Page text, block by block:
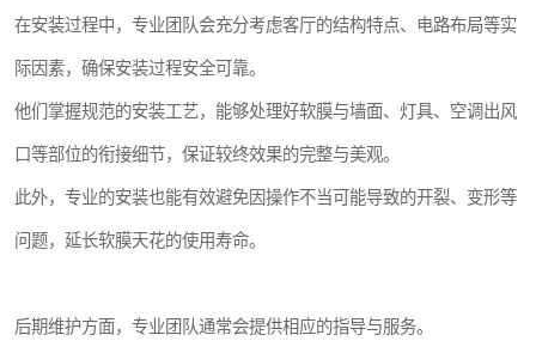
在安装过程中，专业团队会充分考虑客厅的结构特点、电路布局等实
际因素，确保安装过程安全可靠。
他们掌握规范的安装工艺，能够处理好软膜与墙面、灯具、空调出风
口等部位的衔接细节，保证较终效果的完整与美观。
此外，专业的安装也能有效避免因操作不当可能导致的开裂、变形等
问题，延长软膜天花的使用寿命。
后期维护方面，专业团队通常会提供相应的指导与服务。